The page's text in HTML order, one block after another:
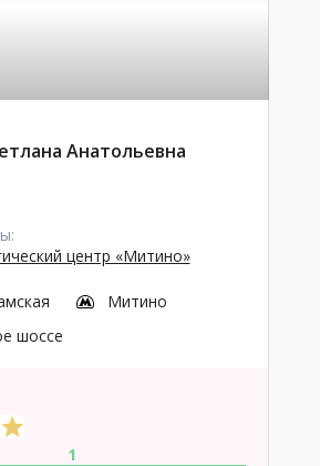
Анатольевна
центр «Митино»
Митино
шоссе
1